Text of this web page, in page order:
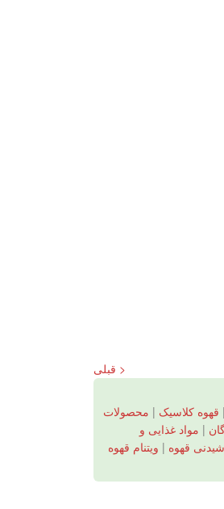
< قبلی
| قهوه کلاسیک | محصولات
| مواد غذایی و
قهوه | ویتنام قهوه